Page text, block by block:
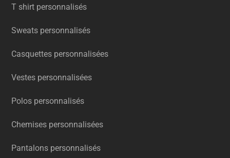
T shirt personnalisés
Sweats personnalisés
Casquettes personnalisées
Vestes personnalisées
Polos personnalisés
Chemises personnalisées
Pantalons personnalisés